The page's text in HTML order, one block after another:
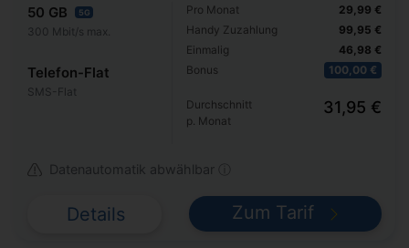
50 GB 5G
300 Mbit/s max.
Telefon-Flat
SMS-Flat
Pro Monat
Handy Zuzahlung
Einmalig
Bonus
29,99 €
99,95 €
46,98 €
100,00 €
Durchschnitt
p. Monat
31,95 €
Datenautomatik abwählbar ⓘ
Details Zum Tarif